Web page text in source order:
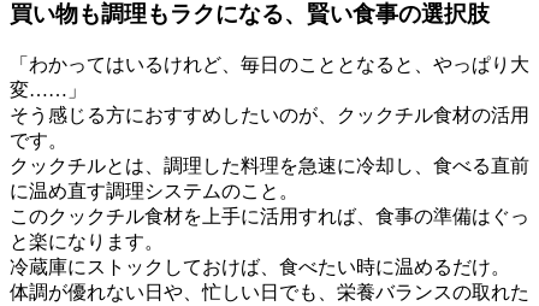
買い物も調理もラクになる、賢い食事の選択肢
「わかってはいるけれど、毎日のこととなると、やっぱり大
変……」
そう感じる方におすすめしたいのが、クックチル食材の活用
です。
クックチルとは、調理した料理を急速に冷却し、食べる直前
に温め直す調理システムのこと。
このクックチル食材を上手に活用すれば、食事の準備はぐっ
と楽になります。
冷蔵庫にストックしておけば、食べたい時に温めるだけ。
体調が優れない日や、忙しい日でも、栄養バランスの取れた